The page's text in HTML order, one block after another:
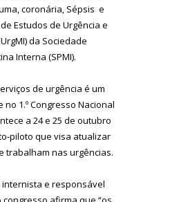
coronária, Sépsis e
Estudos de Urgência e
da Sociedade
Interna (SPMI).
de urgência é um
1.º Congresso Nacional
a 24 e 25 de outubro
piloto que visa atualizar
trabalham nas urgências.
internista e responsável